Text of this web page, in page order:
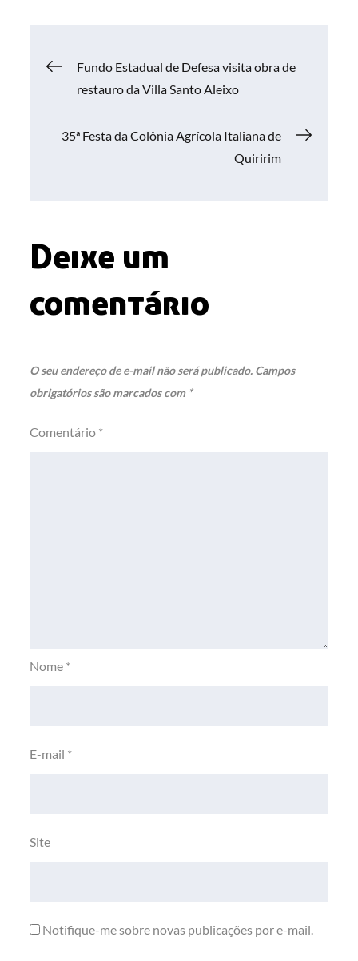
Navegação
Fundo Estadual de Defesa visita obra de
restauro da Villa Santo Aleixo
35ª Festa da Colônia Agrícola Italiana de
Quiririm
Deixe um
comentário
O seu endereço de e-mail não será publicado. Campos
obrigatórios são marcados com *
Comentário *
Nome *
E-mail *
Site
Notifique-me sobre novas publicações por e-mail.